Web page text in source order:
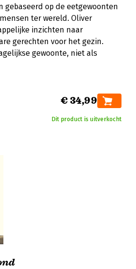
gebaseerd op de eetgewoonten
ter wereld. Oliver
inzichten naar
gerechten voor het gezin.
gewoonte, niet als
€ 34,99
Dit product is uitverkocht